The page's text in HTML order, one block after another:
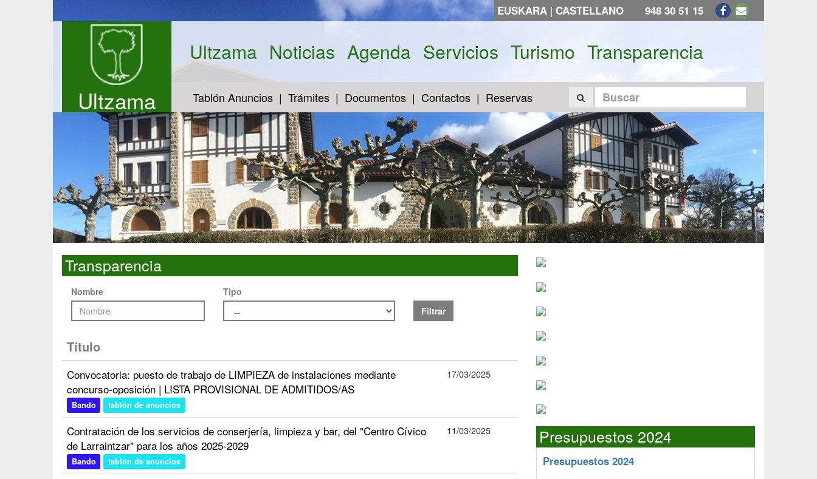
EUSKARA | CASTELLANO 948 30 51 15
Ultzama
Ultzama Noticias Agenda Servicios Turismo Transparencia
Tablón Anuncios Trámites Documentos Contactos Reservas
Transparencia
Nombre
Tipo
Filtrar
Título
Convocatoria: puesto de trabajo de LIMPIEZA de instalaciones mediante
concurso-oposición | LISTA PROVISIONAL DE ADMITIDOS/AS
Bando tablón de anuncios
17/03/2025
Contratación de los servicios de conserjería, limpieza y bar, del "Centro Cívico
de Larraintzar" para los años 2025-2029
Bando tablón de anuncios
11/03/2025 Presupuestos 2024
Presupuestos 2024